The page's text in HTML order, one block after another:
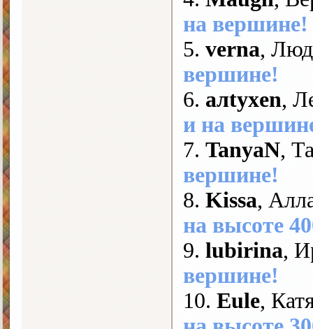
на вершине!
5. verna,
вершине!
6. алtyxen,
и на
7. TanyaN,
вершине!
8. Kissa,
на высоте
9. lubirina,
вершине!
10. Eule,